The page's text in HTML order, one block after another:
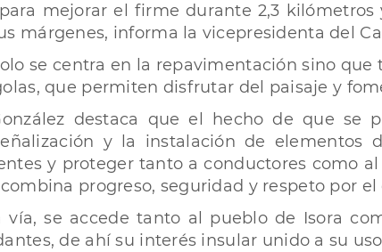
para mejorar el firme durante 2,3
márgenes, informa la vicepresidenta del
se centra en la repavimentación sino
que permiten disfrutar del paisaje y
destaca que el hecho de que
y la instalación de
y proteger tanto a conductores como
progreso, seguridad y respeto por
vía, se accede tanto al pueblo de Isora
de ahí su interés insular unido a su